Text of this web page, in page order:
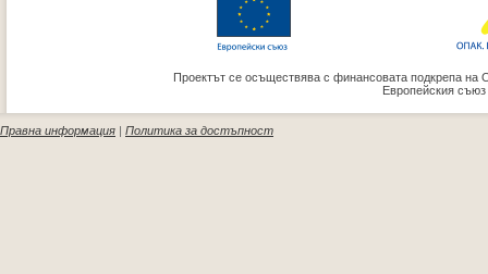
Проектът се осъществява с финансовата подкрепа на
Европейския
Правна информация | Политика за достъпност